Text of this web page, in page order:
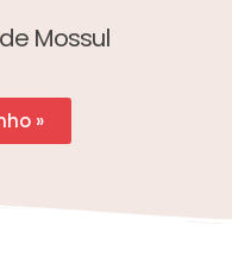
Mossul
»